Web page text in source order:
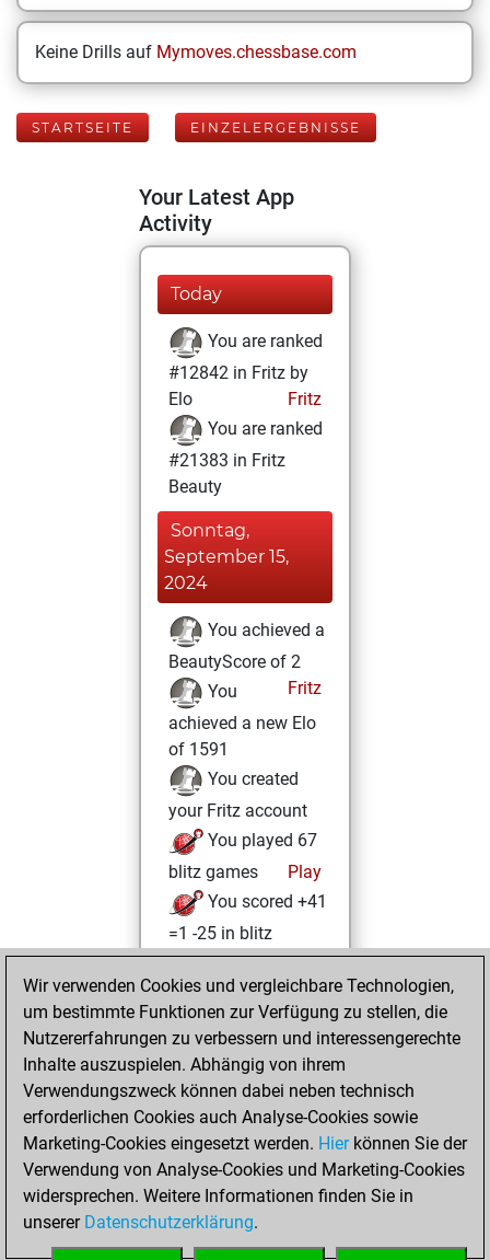
Keine Drills auf Mymoves.chessbase.com
STARTSEITE EINZELERGEBNISSE
Your Latest App
Activity
Today
You are ranked
#12842 in Fritz by
Elo
Fritz
You are ranked
#21383 in Fritz
Beauty
Sonntag,
September 15,
2024
You achieved a
BeautyScore of 2
Fritz
You
achieved a new Elo
of 1591
You created
your Fritz account
You played 67
blitz games
Play
You scored +41
=1 -25 in blitz
You played 10
slow games
You scored +5
=0 -5 in slow games
Freitag, Oktober
16, 2020
You played 13
bullet games
Play
You scored +9
Wir verwenden Cookies und vergleichbare Technologien,
um bestimmte Funktionen zur Verfügung zu stellen, die
Nutzererfahrungen zu verbessern und interessengerechte
Inhalte auszuspielen. Abhängig von ihrem
Verwendungszweck können dabei neben technisch
erforderlichen Cookies auch Analyse-Cookies sowie
Marketing-Cookies eingesetzt werden. Hierkönnen Sie der
Verwendung von Analyse-Cookies und Marketing-Cookies
widersprechen. Weitere Informationen finden Sie in
unserer Datenschutzerklärung.